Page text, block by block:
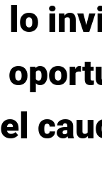
lo